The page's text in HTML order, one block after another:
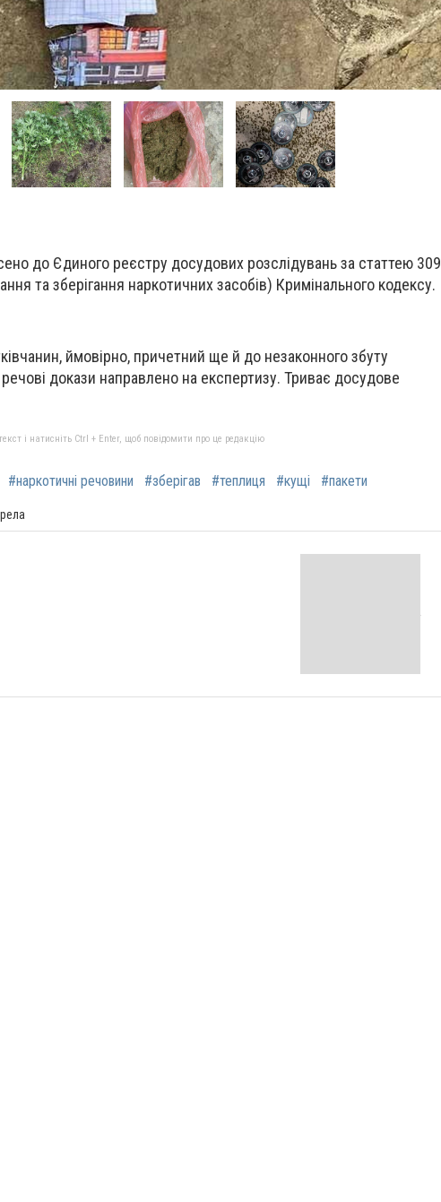
до Єдиного реєстру досудових розслідувань за статтею 309
та зберігання наркотичних засобів) Кримінального кодексу.
ймовірно, причетний ще й до незаконного збуту
докази направлено на експертизу. Триває досудове
і натисніть Ctrl + Enter, щоб повідомити про це редакцію
#наркотичні речовини #зберігав #теплиця #кущі #пакети